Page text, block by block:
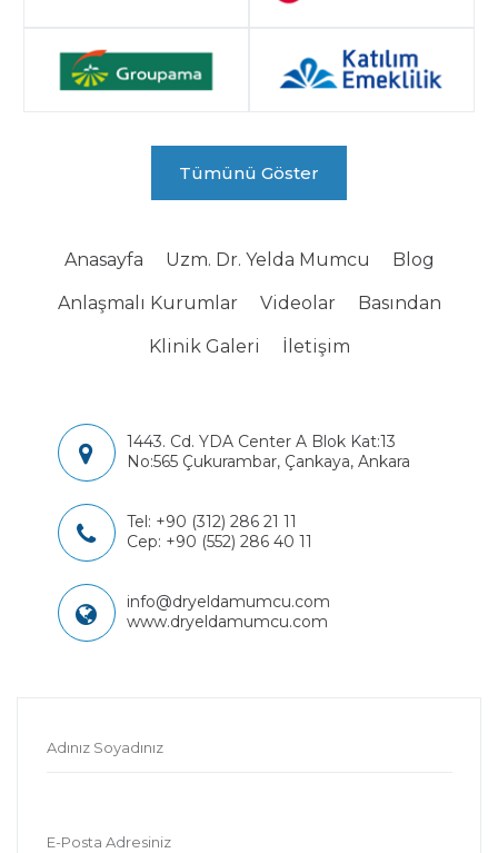
Tümünü Göster
Anasayfa Uzm. Dr. Yelda Mumcu Blog
Anlaşmalı Kurumlar Videolar Basından
Klinik Galeri İletişim
1443. Cd. YDA Center A Blok Kat:13
No:565 Çukurambar, Çankaya, Ankara
Tel: +90 (312) 286 21 11
Cep: +90 (552) 286 40 11
info@dryeldamumcu.com
www.dryeldamumcu.com
Adınız Soyadınız
E-Posta Adresiniz